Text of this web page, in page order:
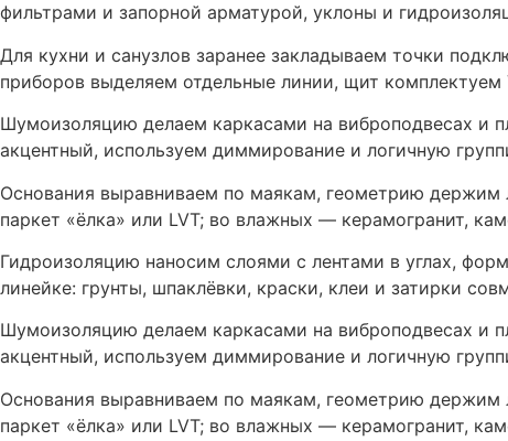
фильтрами и запорной арматурой, уклоны и
Для кухни и санузлов заранее закладываем точки
приборов выделяем отдельные линии, щит
Шумоизоляцию делаем каркасами на виброподвесах и
акцентный, используем диммирование и логичную
Основания выравниваем по маякам, геометрию
паркет «ёлка» или LVT; во влажных — керамогранит,
Гидроизоляцию наносим слоями с лентами в углах,
линейке: грунты, шпаклёвки, краски, клеи и затирки
Шумоизоляцию делаем каркасами на виброподвесах и
акцентный, используем диммирование и логичную
Основания выравниваем по маякам, геометрию
паркет «ёлка» или LVT; во влажных — керамогранит,